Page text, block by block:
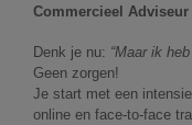
Commercieel Adviseur
Denk je nu: “Maar ik
Geen zorgen!
Je start met een
online en face-to-face